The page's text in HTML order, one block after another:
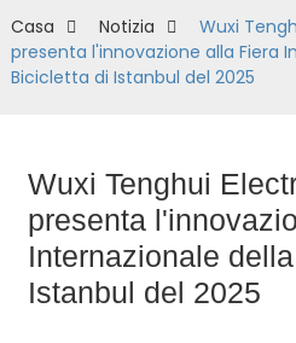
Casa Notizia
Wuxi
presenta l'innovazione alla Fiera
Bicicletta di Istanbul del 2025
Wuxi Tenghui
presenta
Internazionale
Istanbul del 2025